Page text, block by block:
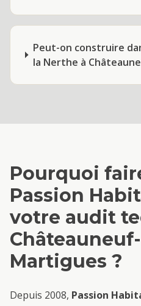
Peut-on construire
la Nerthe à
Pourquoi
Passion
votre audit
Martigues ?
Depuis 2008, Passion